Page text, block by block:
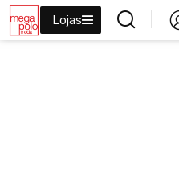
Lojas